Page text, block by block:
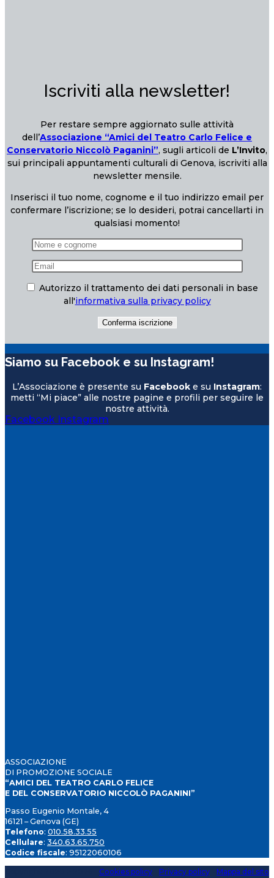
Iscriviti alla newsletter!
Per restare sempre aggiornato sulle attività
dell’Associazione “Amici del Teatro Carlo Felice e
Conservatorio Niccolò Paganini”, sugli articoli de L’Invito,
sui principali appuntamenti culturali di Genova, iscriviti alla
newsletter mensile.
Inserisci il tuo nome, cognome e il tuo indirizzo email per
confermare l’iscrizione; se lo desideri, potrai cancellarti in
qualsiasi momento!
Autorizzo il trattamento dei dati personali in base
all'informativa sulla privacy policy
Siamo su Facebook e su Instagram!
L’Associazione è presente su Facebook e su Instagram:
metti “Mi piace” alle nostre pagine e profili per seguire le
nostre attività.
Facebook Instagram
ASSOCIAZIONE
DI PROMOZIONE SOCIALE
“AMICI DEL TEATRO CARLO FELICE
E DEL CONSERVATORIO NICCOLÒ PAGANINI”
Passo Eugenio Montale, 4
16121 – Genova (GE)
Telefono: 010.58.33.55
Cellulare: 340.63.65.750
Codice fiscale: 95122060106
Cookies policy Privacy policy
Mappa del sito